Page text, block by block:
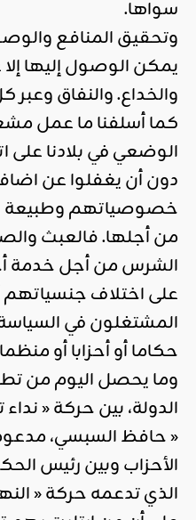
سواها.
وتحقيق المنافع
يمكن الوصول إليها
والخداع. والنفاق
كما أسلفنا ما عمل
الوضعي في بلادنا على
دون أن يغفلوا عن
خصوصياتهم وطبيعة
من أجلها. فالعبث
الشرس من أجل خدمة
على اختلاف
المشتغلون في السياسة
حكاما أو أحزابا أو
وما يحصل اليوم من
الدولة، بين حركة «
« حافظ السبسي،
الأحزاب وبين رئيس
الذي تدعمه حركة «